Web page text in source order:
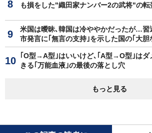
も損をした"織田家ナンバー2の武将"の転
米国は曖昧､韓国は冷ややかだったが…習
市発言に｢無言の支持｣を示した国の｢大胆
｢O型→A型｣はいいけど､｢A型→O型｣は
きる｢万能血液｣の最後の落とし穴
もっと見る